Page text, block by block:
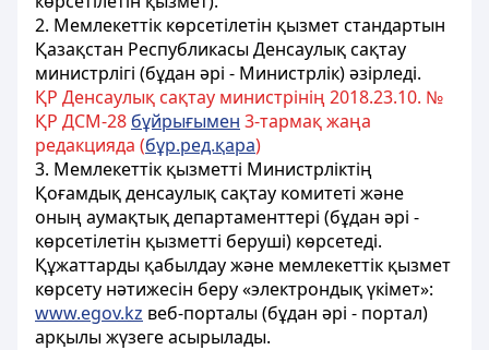
2. Мемлекеттік көрсетілетін қызмет стандартын
Қазақстан Республикасы Денсаулық сақтау
министрлігі (бұдан әрі - Министрлік) әзірледі.
ҚР Денсаулық сақтау министрінің 2018.23.10. №
ҚР ДСМ-28 бұйрығымен 3-тармақ жаңа
редакцияда (бұр.ред.қара)
3. Мемлекеттік қызметті Министрліктің
Қоғамдық денсаулық сақтау комитеті және
оның аумақтық департаменттері (бұдан әрі -
көрсетілетін қызметті беруші) көрсетеді.
Құжаттарды қабылдау және мемлекеттік қызмет
көрсету нәтижесін беру «электрондық үкімет»:
www.egov.kz веб-порталы (бұдан әрі - портал)
арқылы жүзеге асырылады.